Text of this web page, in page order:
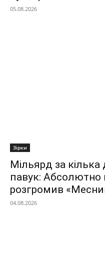
05.08.2026
Зірки
Мільярд за
павук: Абсолютно
розгромив
04.08.2026